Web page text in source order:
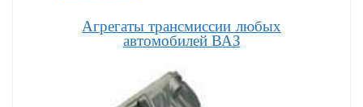
Агрегаты трансмиссии любых
автомобилей ВАЗ